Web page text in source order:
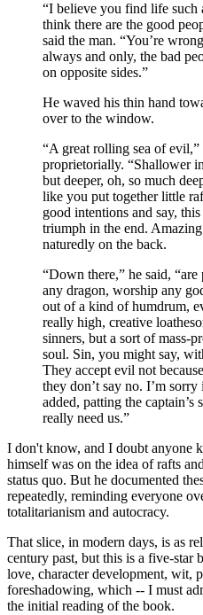
“I believe you find life such
think there are the good
said the man. “You’re
always and only, the bad
on opposite sides.”
He waved his thin hand
over to the window.
“A great rolling sea of evil,”
proprietorially. “Shallower
but deeper, oh, so much
like you put together little
good intentions and say,
triumph in the end.
naturedly on the back.
“Down there,” he said,
any dragon, worship any
out of a kind of humdrum,
really high, creative
sinners, but a sort of mass-
soul. Sin, you might say,
They accept evil not
they don’t say no. I’m
added, patting the
really need us.”
I don't know, and I doubt anyone
himself was on the idea of rafts
status quo. But he documented
repeatedly, reminding everyone
totalitarianism and autocracy.
That slice, in modern days, is as
century past, but this is a five-star
love, character development, wit,
foreshadowing, which -- I must
the initial reading of the book.